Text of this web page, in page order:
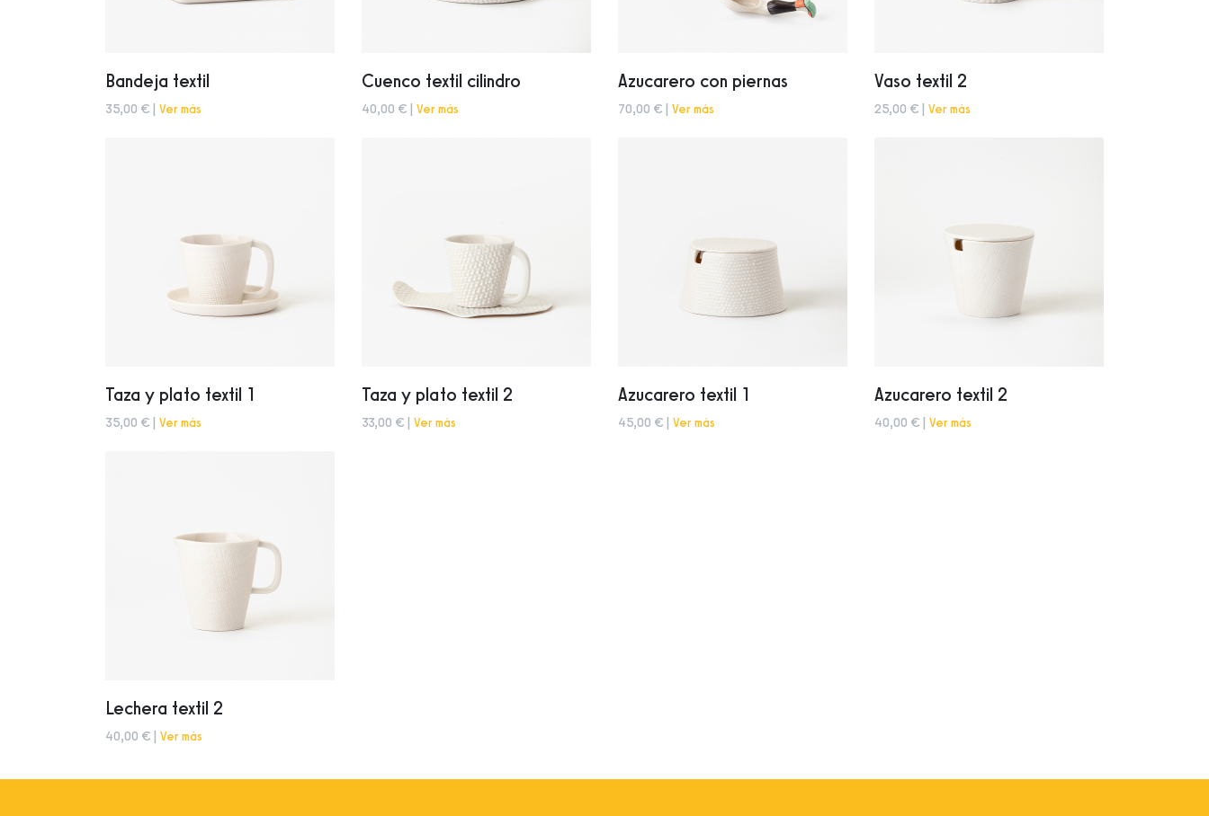
Bandeja textil
35,00 € | Ver más
Cuenco textil cilindro
40,00 € | Ver más
Azucarero con piernas
70,00 € | Ver más
Vaso textil 2
25,00 € | Ver más
Taza y plato textil 1
35,00 € | Ver más
Taza y plato textil 2
33,00 € | Ver más
Azucarero textil 1
45,00 € | Ver más
Azucarero textil 2
40,00 € | Ver más
Lechera textil 2
40,00 € | Ver más